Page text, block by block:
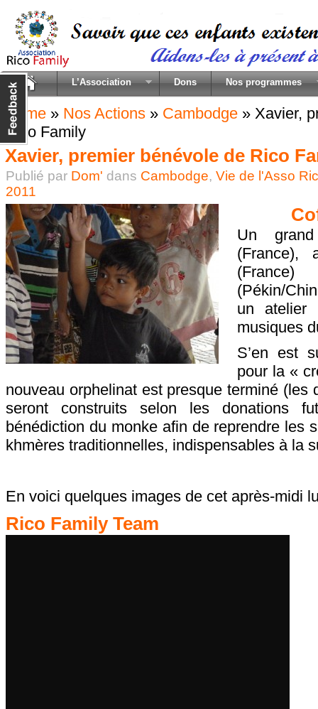
L’Association Dons Nos programmes
Home » Nos Actions » Cambodge » Xavier,
Rico Family
Xavier, premier bénévole de Rico
Publié par Dom' dans Cambodge, Vie de l'Asso
2011
Un
(France),
(Pékin/
un atelier
musiques
S’en est
pour la «
nouveau orphelinat est presque terminé (les
seront construits selon les donations
bénédiction du monke afin de reprendre les
khmères traditionnelles, indispensables à la
En voici quelques images de cet après-midi
Rico Family Team